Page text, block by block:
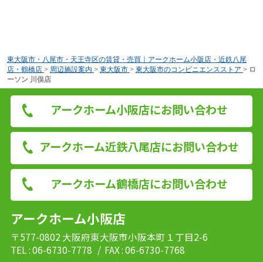
東大阪市・八尾市・天王寺区の賃貸・売買｜アークホーム小阪店・近鉄八尾
店・鶴橋店 > 周辺施設案内 > 東大阪市 > 東大阪市のコンビニエンスストア > ロ
ーソン 川俣店
アークホーム小阪店にお問い合わせ
アークホーム近鉄八尾店にお問い合わせ
アークホーム鶴橋店にお問い合わせ
アークホーム小阪店
〒577-0802 大阪府東大阪市小阪本町１丁目2-6
TEL : 06-6730-7778 / FAX : 06-6730-7768